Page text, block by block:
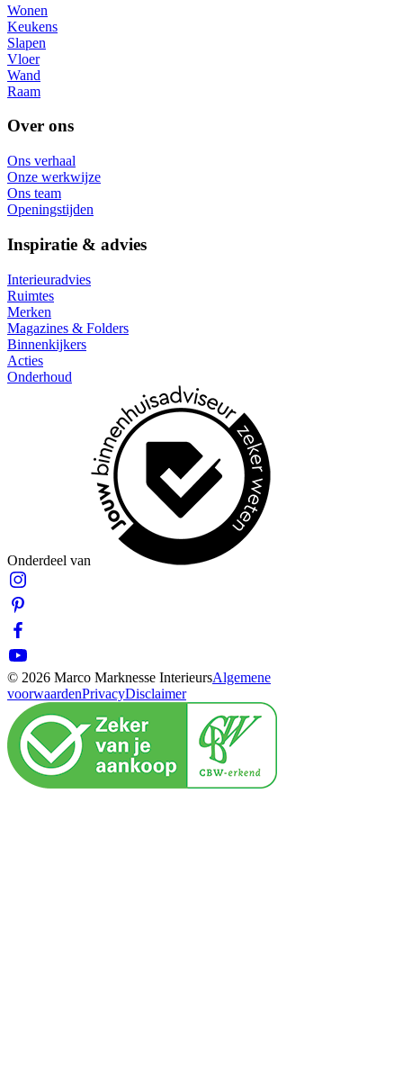
Wonen
Keukens
Slapen
Vloer
Wand
Raam
Over ons
Ons verhaal
Onze werkwijze
Ons team
Openingstijden
Inspiratie & advies
Interieuradvies
Ruimtes
Merken
Magazines & Folders
Binnenkijkers
Acties
Onderhoud
Onderdeel van
© 2026 Marco Marknesse InterieursAlgemene
voorwaardenPrivacyDisclaimer